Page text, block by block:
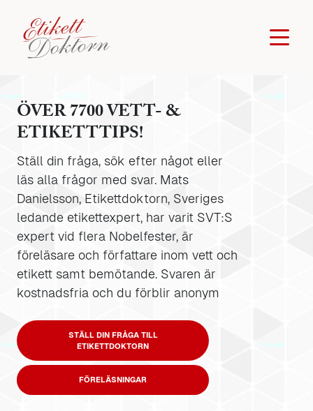
ÖVER 7700 VETT- &
ETIKETTTIPS!
Ställ din fråga, sök efter något eller
läs alla frågor med svar. Mats
Danielsson, Etikettdoktorn, Sveriges
ledande etikettexpert, har varit SVT:S
expert vid flera Nobelfester, är
föreläsare och författare inom vett och
etikett samt bemötande. Svaren är
kostnadsfria och du förblir anonym
STÄLL DIN FRÅGA TILL
ETIKETTDOKTORN
FÖRELÄSNINGAR